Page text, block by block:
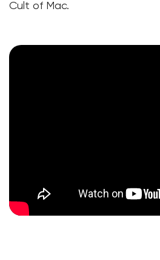
Cult of Mac.